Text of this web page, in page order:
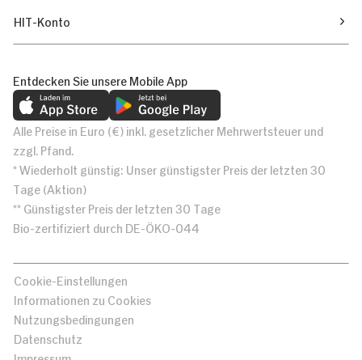
HIT-Konto
Entdecken Sie unsere Mobile App
Alle Preise in Euro (€) inkl. gesetzlicher Mehrwertsteuer und
zzgl. Pfand.
* Wiederholt günstig: Unser günstigster Preis der letzten 30
Tage (Aktion)
** Günstigster Preis der letzten 30 Tage
Bio-zertifiziert durch DE-ÖKO-044
Cookie-Einstellungen
Informationen zu Cookies
Nutzungsbedingungen
Datenschutz